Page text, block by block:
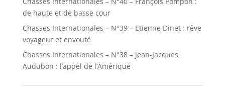
a
t
g
r
u
r
T
t
a
r
t
g
r
u
F
e
de haute et de basse cour
Chasses Internationales – N°39 – Etienne Dinet : rêve
voyageur et envouté
Chasses Internationales – N°38 – Jean-Jacques
Audubon : l’appel de l’Amérique